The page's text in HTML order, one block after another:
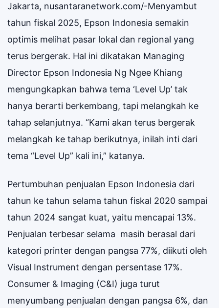
Jakarta, nusantaranetwork.com/-Menyambut
tahun fiskal 2025, Epson Indonesia semakin
optimis melihat pasar lokal dan regional yang
terus bergerak. Hal ini dikatakan Managing
Director Epson Indonesia Ng Ngee Khiang
mengungkapkan bahwa tema ‘Level Up’ tak
hanya berarti berkembang, tapi melangkah ke
tahap selanjutnya. “Kami akan terus bergerak
melangkah ke tahap berikutnya, inilah inti dari
tema “Level Up” kali ini,” katanya.
Pertumbuhan penjualan Epson Indonesia dari
tahun ke tahun selama tahun fiskal 2020 sampai
tahun 2024 sangat kuat, yaitu mencapai 13%.
Penjualan terbesar selama masih berasal dari
kategori printer dengan pangsa 77%, diikuti oleh
Visual Instrument dengan persentase 17%.
Consumer & Imaging (C&I) juga turut
menyumbang penjualan dengan pangsa 6%, dan